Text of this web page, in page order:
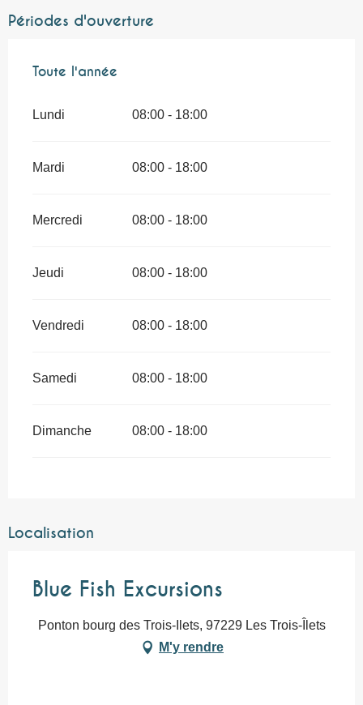
Périodes d'ouverture
Toute l'année
Toute l'année
Lundi 08:00 - 18:00
Mardi 08:00 - 18:00
Mercredi 08:00 - 18:00
Jeudi 08:00 - 18:00
Vendredi 08:00 - 18:00
Samedi 08:00 - 18:00
Dimanche 08:00 - 18:00
Localisation
Blue Fish Excursions
Ponton bourg des Trois-Ilets, 97229 Les Trois-Îlets
M'y rendre